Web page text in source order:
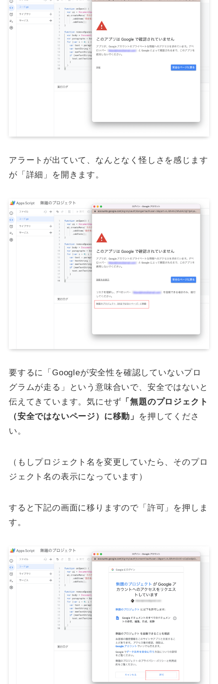
アラートが出ていて、なんとなく怪しさを感じます
が「詳細」を開きます。
要するに「Googleが安全性を確認していないプロ
グラムが走る」という意味合いで、安全ではないと
伝えてきています。気にせず 「無題のプロジェクト
（安全ではないページ）に移動」
を押してくださ
い。
（もしプロジェクト名を変更していたら、そのプロ
ジェクト名の表示になっています）
すると下記の画面に移りますので「許可」を押しま
す。